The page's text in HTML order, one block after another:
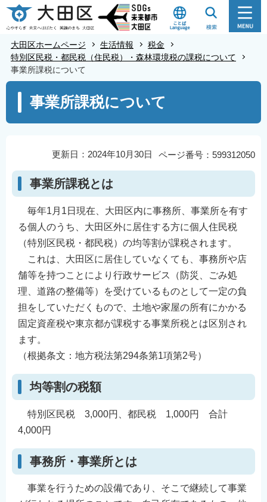
こ
の
の
頭
大田区ホームページ 生活情報
税金
特別区民税・都民税（住民税）・森林環境税の課税について
事業所課税について
こ
ら
事業所課税について
ページ番号：599312050
更新日：2024年10月30日
事業所課税とは
毎年1月1日現在、大田区内に事務所、事業所を有す
る個人のうち、大田区外に居住する方に個人住民税
（特別区民税・都民税）の均等割が課税されます。
これは、大田区に居住していなくても、事務所や店
舗等を持つことにより行政サービス（防災、ごみ処
理、道路の整備等）を受けているものとして一定の負
担をしていただくもので、土地や家屋の所有にかかる
固定資産税や東京都が課税する事業所税とは区別され
ます。
（根拠条文：地方税法第294条第1項第2号）
均等割の税額
特別区民税 3,000円、都民税 1,000円 合計
4,000円
事務所・事業所とは
事業を行うための設備であり、そこで継続して事業